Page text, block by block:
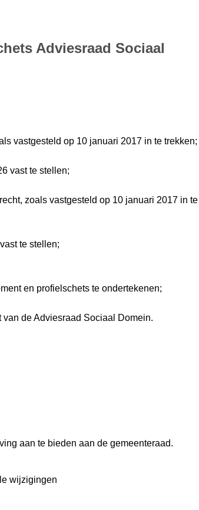
Adviesraad Sociaal
vastgesteld op 10 januari 2017 in te trekken;
vast te stellen;
zoals vastgesteld op 10 januari 2017 in te
te stellen;
en profielschets te ondertekenen;
de Adviesraad Sociaal Domein.
aan te bieden aan de gemeenteraad.
wijzigingen